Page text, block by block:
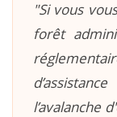
"Si vous
forêt
l’avalanche